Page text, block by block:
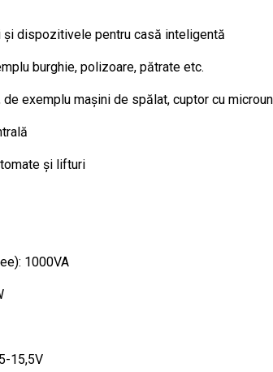
și dispozitivele pentru casă inteligentă
burghie, polizoare, pătrate etc.
exemplu mașini de spălat, cuptor cu
și lifturi
1000VA
15,5V